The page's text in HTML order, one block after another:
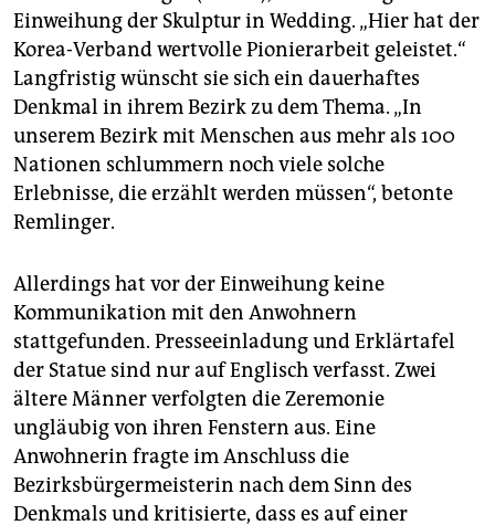
Einweihung der Skulptur in Wedding. „Hier hat der
Korea-Verband wertvolle Pionierarbeit geleistet.“
Langfristig wünscht sie sich ein dauerhaftes
Denkmal in ihrem Bezirk zu dem Thema. „In
unserem Bezirk mit Menschen aus mehr als 100
Nationen schlummern noch viele solche
Erlebnisse, die erzählt werden müssen“, betonte
Remlinger.
Allerdings hat vor der Einweihung keine
Kommunikation mit den Anwohnern
stattgefunden. Presseeinladung und Erklärtafel
der Statue sind nur auf Englisch verfasst. Zwei
ältere Männer verfolgten die Zeremonie
ungläubig von ihren Fenstern aus. Eine
Anwohnerin fragte im Anschluss die
Bezirksbürgermeisterin nach dem Sinn des
Denkmals und kritisierte, dass es auf einer